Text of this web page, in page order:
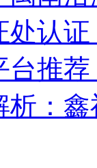
处认
台推
析：